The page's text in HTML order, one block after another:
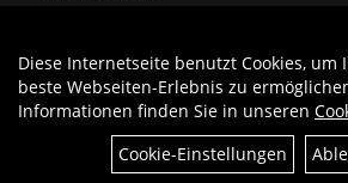
Diese Internetseite benutzt Cookies, um
beste Webseiten-Erlebnis zu
Informationen finden Sie in unseren
Cookie-Einstellungen